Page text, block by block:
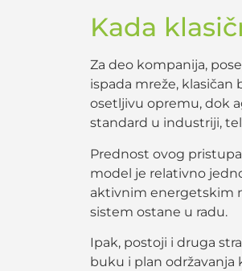
Kada
Za deo kompanija,
ispada mreže, klasičan
osetljivu opremu, dok
standard u industriji,
Prednost ovog
model je relativno
aktivnim energetskim
sistem ostane u radu.
Ipak, postoji i druga
buku i plan održavanja